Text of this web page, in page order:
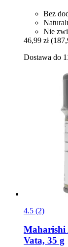
Bez
Nie
46,99 zł
Dostawa do
4.5 (2)
Maharishi
Vata, 35 g